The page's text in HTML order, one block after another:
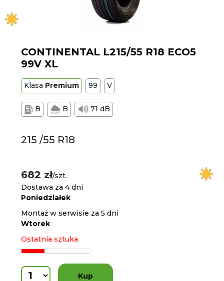
CONTINENTAL L215/55 R18 ECO5
99V XL
Klasa Premium 99 V
B B 71 dB
215 /55 R18
682 zł/szt.
Dostawa za 4 dni
Poniedziałek
Montaż w serwisie za 5 dni
Wtorek
Ostatnia sztuka
Kup